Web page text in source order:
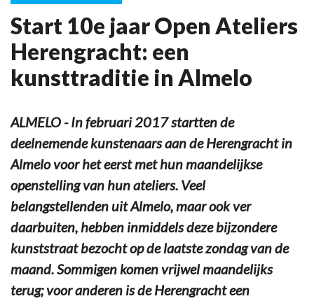
Start 10e jaar Open Ateliers
Herengracht: een
kunsttraditie in Almelo
ALMELO - In februari 2017 startten de
deelnemende kunstenaars aan de Herengracht in
Almelo voor het eerst met hun maandelijkse
openstelling van hun ateliers. Veel
belangstellenden uit Almelo, maar ook ver
daarbuiten, hebben inmiddels deze bijzondere
kunststraat bezocht op de laatste zondag van de
maand. Sommigen komen vrijwel maandelijks
terug; voor anderen is de Herengracht een